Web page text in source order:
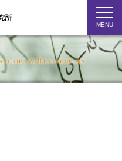
MENU
& Researchers